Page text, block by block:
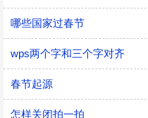
哪些国家过春节
wps两个字和三个字对齐
春节起源
怎样关闭拍一拍